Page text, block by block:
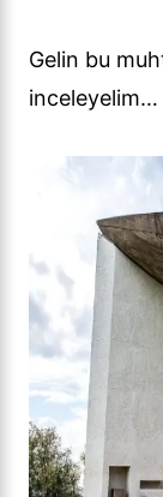
Gelin bu
inceleyelim…